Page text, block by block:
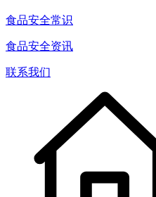
食品安全常识
食品安全资讯
联系我们